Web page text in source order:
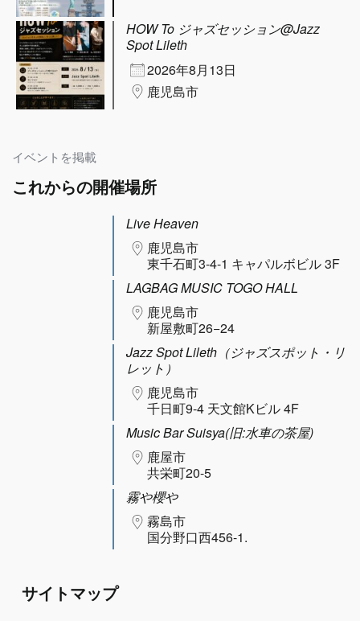
HOW To ジャズセッション@Jazz
Spot Lileth
2026年8月13日
鹿児島市
イベントを掲載
これからの開催場所
Live Heaven
鹿児島市
東千石町3-4-1 キャパルボビル 3F
LAGBAG MUSIC TOGO HALL
鹿児島市
新屋敷町26−24
Jazz Spot Lileth（ジャズスポット・リ
レット）
鹿児島市
千日町9-4 天文館Kビル 4F
Music Bar Suisya(旧:水車の茶屋)
鹿屋市
共栄町20-5
霧や櫻や
霧島市
国分野口西456-1.
サイトマップ